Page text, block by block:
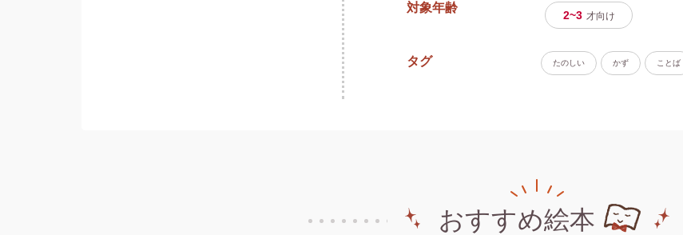
対象年齢
2~3 才向け
タグ たのしい かず ことば
おすすめ絵本